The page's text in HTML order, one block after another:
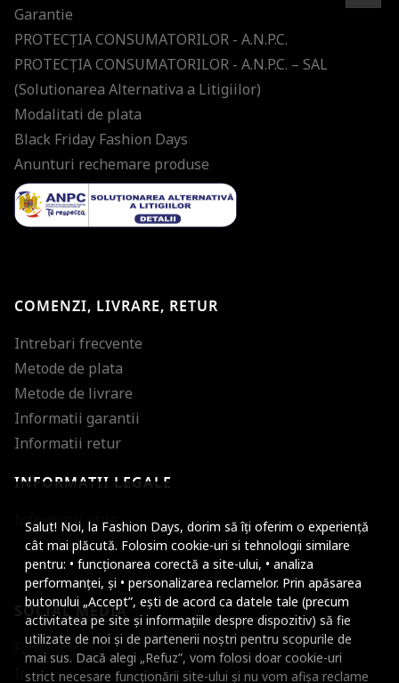
Salut! Noi, la Fashion Days, dorim să îți oferim o experiență
cât mai plăcută. Folosim cookie-uri si tehnologii similare
pentru: • funcționarea corectă a site-ului, • analiza
performanței, și • personalizarea reclamelor. Prin apăsarea
butonului „Accept”, ești de acord ca datele tale (precum
activitatea pe site și informațiile despre dispozitiv) să fie
utilizate de noi și de partenerii noștri pentru scopurile de
mai sus. Dacă alegi „Refuz”, vom folosi doar cookie-uri
strict necesare funcționării site-ului și nu vom afișa reclame
Garantie
PROTECŢIA CONSUMATORILOR - A.N.P.C.
PROTECŢIA CONSUMATORILOR - A.N.P.C. – SAL
(Solutionarea Alternativa a Litigiilor)
Modalitati de plata
Black Friday Fashion Days
Anunturi rechemare produse
COMENZI, LIVRARE, RETUR
Intrebari frecvente
Metode de plata
Metode de livrare
Informatii garantii
Informatii retur
INFORMATII LEGALE
Informatii utile
SOCIAL MEDIA
Facebook
Instagram
Micsoreaza
Mareste spatierea
Micsoreaza
Mareste inaltimea